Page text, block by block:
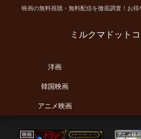
映画の無料視聴・無料配信を徹底調査！お得
ミルクマドット
洋画
韓国映画
アニメ映画
映画 アニメ映